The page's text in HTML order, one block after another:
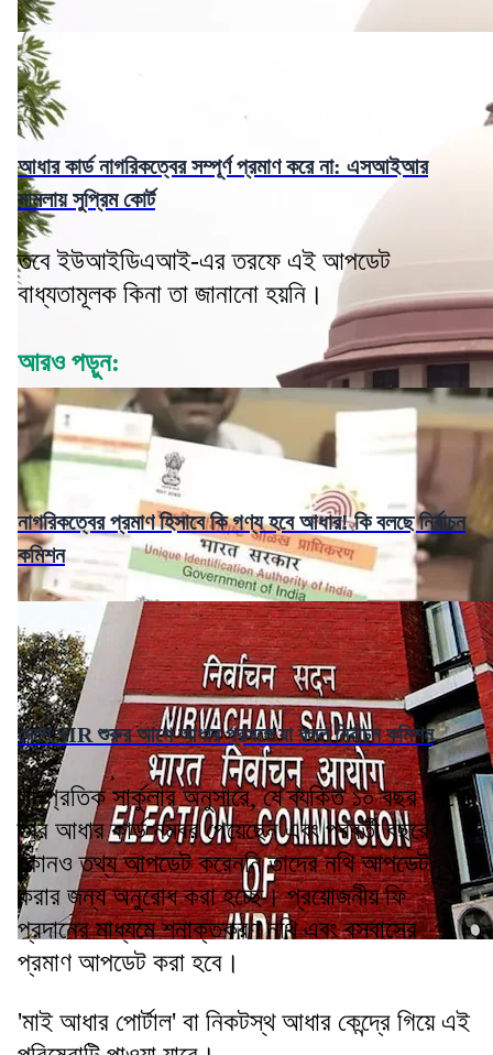
আধার কার্ড নাগরিকত্বের সম্পূর্ণ প্রমাণ করে না: এসআইআর
মামলায় সুপ্রিম কোর্ট
তবে ইউআইডিএআই-এর তরফে এই আপডেট
বাধ্যতামূলক কিনা তা জানানো হয়নি।
আরও পড়ুন:
নাগরিকত্বের প্রমাণ হিসাবে কি গণ্য হবে আধার! কি বলছে নির্বাচন
কমিশন
দেশে SIR শুরুর আগে আধার প্রসঙ্গে যা বলল নির্বাচন কমিশন
সাম্প্রতিক সার্কুলার অনুসারে, যে ব্যক্তি ১০ বছর আগে
তার আধার কার্ড নম্বর পেয়েছেন এবং পরবর্তী বছরে
কোনও তথ্য আপডেট করেননি তাদের নথি আপডেট
করার জন্য অনুরোধ করা হচ্ছে। প্রয়োজনীয় ফি
প্রদানের মাধ্যমে শনাক্তকরণ নথি এবং বসবাসের
প্রমাণ আপডেট করা হবে।
'মাই আধার পোর্টাল' বা নিকটস্থ আধার কেন্দ্রে গিয়ে এই